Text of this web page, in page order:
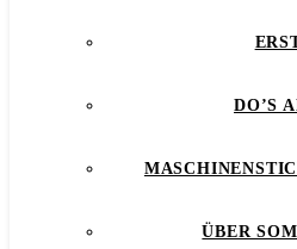
DO’S
ÜBER